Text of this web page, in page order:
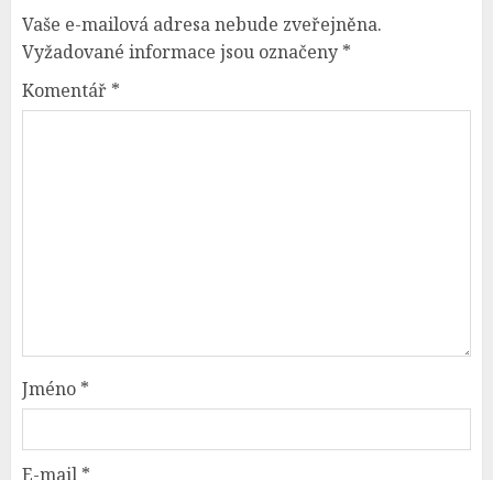
Vaše e-mailová adresa nebude zveřejněna.
Vyžadované informace jsou označeny *
Komentář *
Jméno *
E-mail *